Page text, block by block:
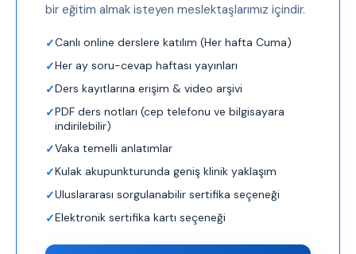
bir eğitim almak isteyen meslektaşlarımız içindir.
Canlı online derslere katılım (Her hafta Cuma)
Her ay soru-cevap haftası yayınları
Ders kayıtlarına erişim & video arşivi
PDF ders notları (cep telefonu ve bilgisayara
indirilebilir)
Vaka temelli anlatımlar
Kulak akupunkturunda geniş klinik yaklaşım
Uluslararası sorgulanabilir sertifika seçeneği
Elektronik sertifika kartı seçeneği